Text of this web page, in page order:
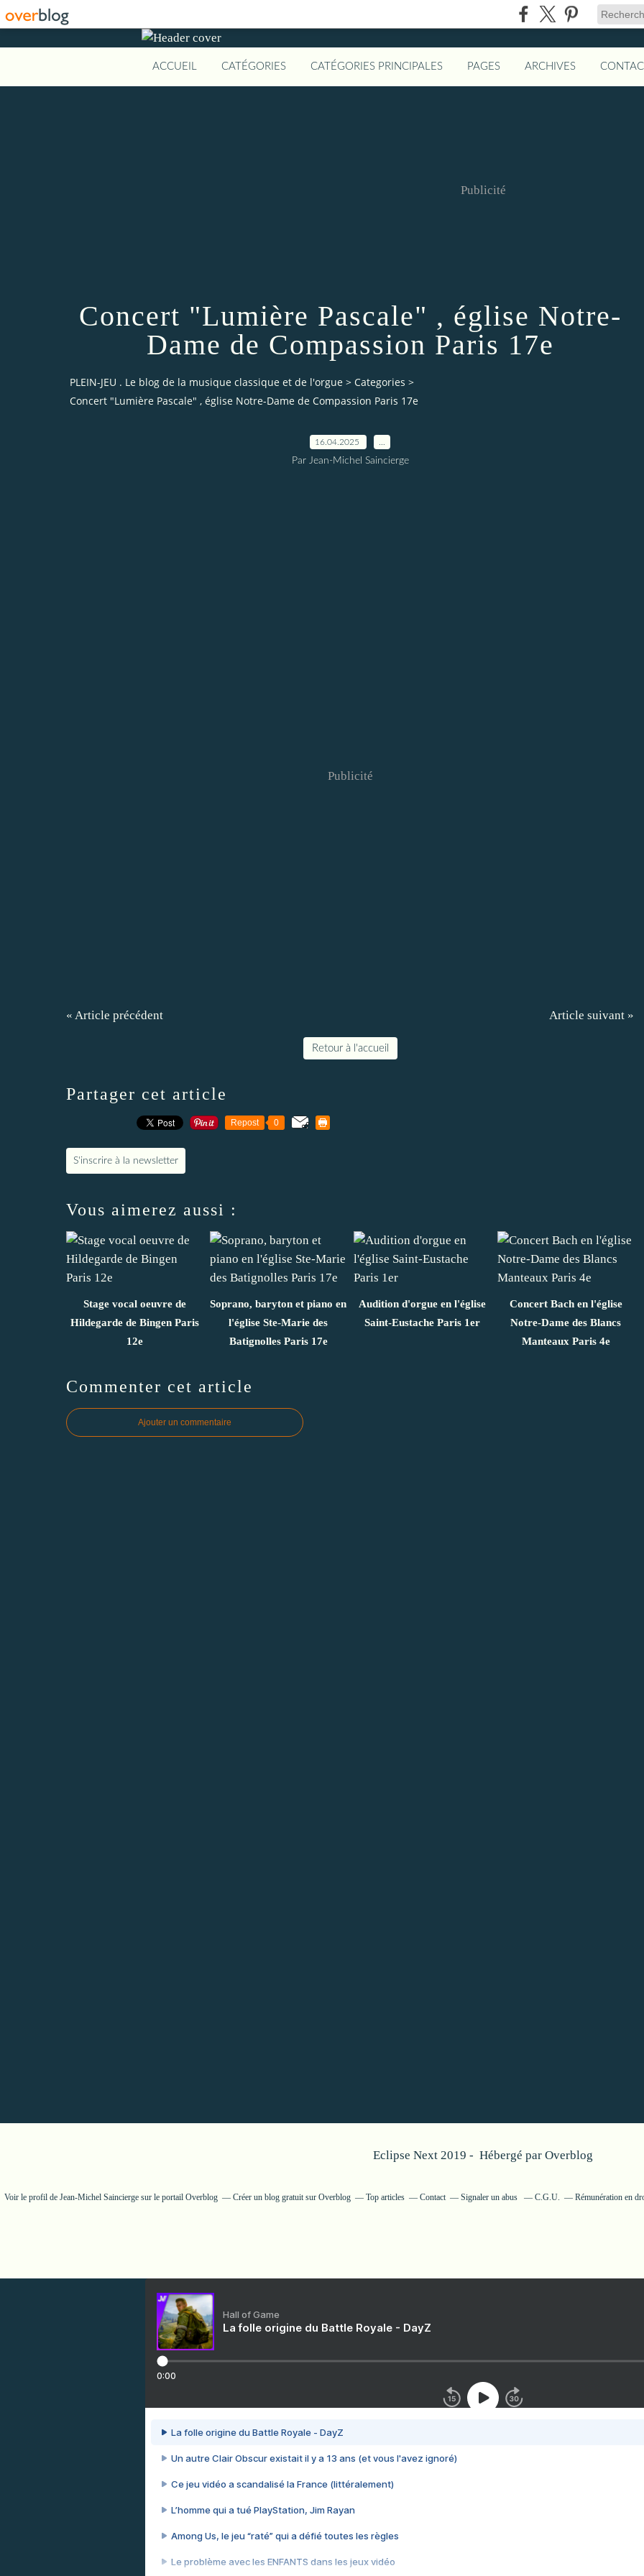
ACCUEIL CATÉGORIES CATÉGORIES PRINCIPALES PAGES ARCHIVES
Publicité
Concert "Lumière Pascale" , église Notre-
Dame de Compassion Paris 17e
PLEIN-JEU . Le blog de la musique classique et de l'orgue > Categories >
Concert "Lumière Pascale" , église Notre-Dame de Compassion Paris 17e
16.04.2025
Par Jean-Michel Saincierge
Publicité
« Article précédent Article suivant »
Retour à l'accueil
Partager cet article
Repost 0
S'inscrire à la newsletter
Vous aimerez aussi :
Stage vocal oeuvre de
Hildegarde de Bingen Paris
12e
Soprano, baryton et piano en
l'église Ste-Marie des
Batignolles Paris 17e
Audition d'orgue en l'église
Saint-Eustache Paris 1er
Concert Bach en l'église
Notre-Dame des Blancs
Manteaux Paris 4e
Commenter cet article
Ajouter un commentaire
Eclipse Next 2019 - Hébergé par Overblog
Voir le profil de Jean-Michel Sainciergesur le portail Overblog Créer un blog gratuit sur Overblog Top articles Contact Signaler un abus C.G.U. Rémunération en
Hall of Game
La folle origine du Battle Royale - DayZ
0:00
La folle origine du Battle Royale - DayZ
Un autre Clair Obscur existait il y a 13 ans (et vous l'avez ignoré)
Ce jeu vidéo a scandalisé la France (littéralement)
L’homme qui a tué PlayStation, Jim Rayan
Among Us, le jeu “raté” qui a défié toutes les règles
Le problème avec les ENFANTS dans les jeux vidéo